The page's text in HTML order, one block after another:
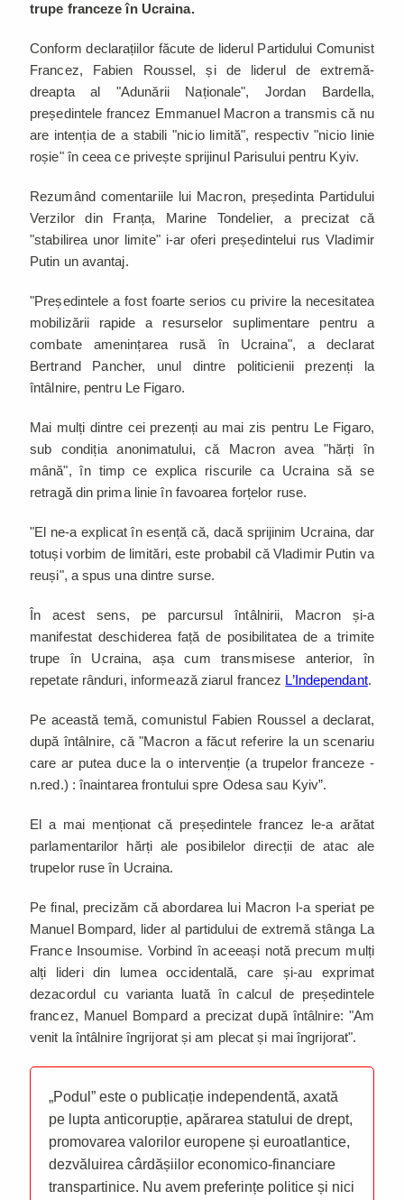
trupe franceze în Ucraina.
Conform declarațiilor făcute de liderul Partidului Comunist
Francez, Fabien Roussel, și de liderul de extremă-
dreapta al "Adunării Naționale", Jordan Bardella,
președintele francez Emmanuel Macron a transmis că nu
are intenția de a stabili "nicio limită", respectiv "nicio linie
roșie" în ceea ce privește sprijinul Parisului pentru Kyiv.
Rezumând comentariile lui Macron, președinta Partidului
Verzilor din Franța, Marine Tondelier, a precizat că
"stabilirea unor limite" i-ar oferi președintelui rus Vladimir
Putin un avantaj.
"Președintele a fost foarte serios cu privire la necesitatea
mobilizării rapide a resurselor suplimentare pentru a
combate amenințarea rusă în Ucraina", a declarat
Bertrand Pancher, unul dintre politicienii prezenți la
întâlnire, pentru Le Figaro.
Mai mulți dintre cei prezenți au mai zis pentru Le Figaro,
sub condiția anonimatului, că Macron avea "hărți în
mână", în timp ce explica riscurile ca Ucraina să se
retragă din prima linie în favoarea forțelor ruse.
"El ne-a explicat în esență că, dacă sprijinim Ucraina, dar
totuși vorbim de limitări, este probabil că Vladimir Putin va
reuși", a spus una dintre surse.
În acest sens, pe parcursul întâlnirii, Macron și-a
manifestat deschiderea față de posibilitatea de a trimite
trupe în Ucraina, așa cum transmisese anterior, în
repetate rânduri, informează ziarul francez L’Independant.
Pe această temă, comunistul Fabien Roussel a declarat,
după întâlnire, că "Macron a făcut referire la un scenariu
care ar putea duce la o intervenție (a trupelor franceze -
n.red.) : înaintarea frontului spre Odesa sau Kyiv”.
El a mai menționat că președintele francez le-a arătat
parlamentarilor hărți ale posibilelor direcții de atac ale
trupelor ruse în Ucraina.
Pe final, precizăm că abordarea lui Macron l-a speriat pe
Manuel Bompard, lider al partidului de extremă stânga La
France Insoumise. Vorbind în aceeași notă precum mulți
alți lideri din lumea occidentală, care și-au exprimat
dezacordul cu varianta luată în calcul de președintele
francez, Manuel Bompard a precizat după întâlnire: "Am
venit la întâlnire îngrijorat și am plecat și mai îngrijorat".
„Podul” este o publicație independentă, axată
pe lupta anticorupție, apărarea statului de drept,
promovarea valorilor europene și euroatlantice,
dezvăluirea cârdășiilor economico-financiare
transpartinice. Nu avem preferințe politice și nici